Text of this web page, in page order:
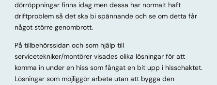
dörröppningar finns idag men dessa har normalt haft
driftproblem så det ska bi spännande och se om detta får
något större genombrott.
På tillbehörssidan och som hjälp till
servicetekniker/montörer visades olika lösningar för att
komma in under en hiss som fångat en bit upp i hisschaktet.
Lösningar som möjliggör arbete utan att bygga den